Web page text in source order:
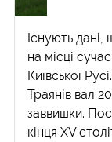
Існують
на місці
Київської
Траянів вал
заввишки.
кінця XV